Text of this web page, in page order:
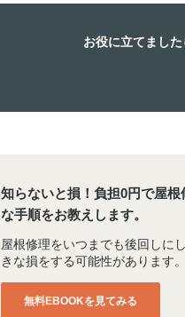
お役に立てまし
知らないと損！負担0円で屋
な手順をお教えします。
屋根修理をいつまでも後回しに
きな損をする可能性があります。
無料EBOOKを見てみる